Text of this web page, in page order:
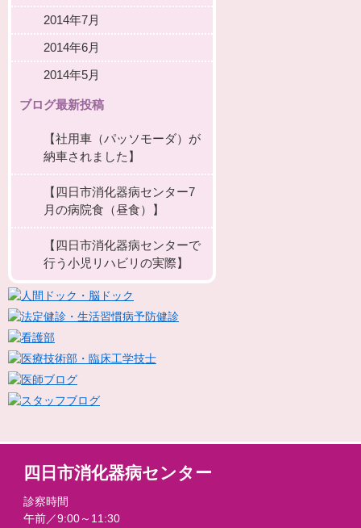
2014年7月
2014年6月
2014年5月
ブログ最新投稿
【社用車（パッソモーダ）が
納車されました】
【四日市消化器病センター7
月の病院食（昼食）】
【四日市消化器病センターで
行う小児リハビリの実際】
四日市消化器病センター
診察時間
午前／9:00～11:30